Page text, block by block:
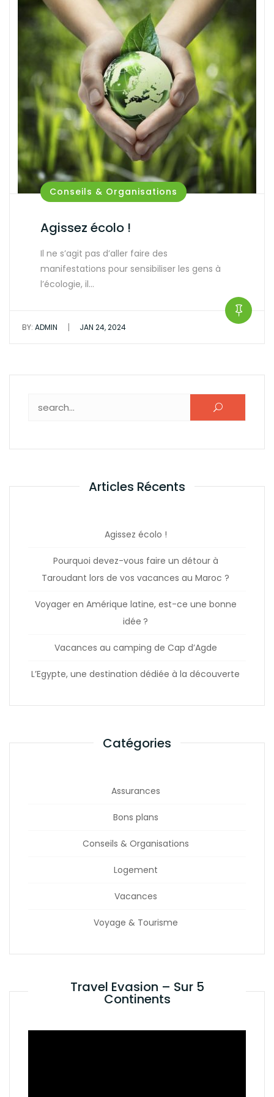
Conseils & Organisations
Agissez écolo !
Il ne s’agit pas d’aller faire des
manifestations pour sensibiliser les gens à
l’écologie, il…
BY: ADMIN | JAN 24, 2024
Articles Récents
Agissez écolo !
Pourquoi devez-vous faire un détour à
Taroudant lors de vos vacances au Maroc ?
Voyager en Amérique latine, est-ce une bonne
idée ?
Vacances au camping de Cap d’Agde
L’Egypte, une destination dédiée à la découverte
Catégories
Assurances
Bons plans
Conseils & Organisations
Logement
Vacances
Voyage & Tourisme
Travel Evasion – Sur 5
Continents